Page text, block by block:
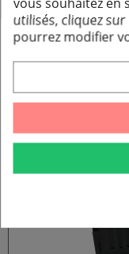
Grille d'air
vous souhaitez en
utilisés, cliquez
pourrez modifier